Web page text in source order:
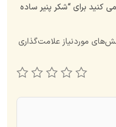
کنید برای “شکر پنیر ساده
موردنیاز علامت‌گذاری